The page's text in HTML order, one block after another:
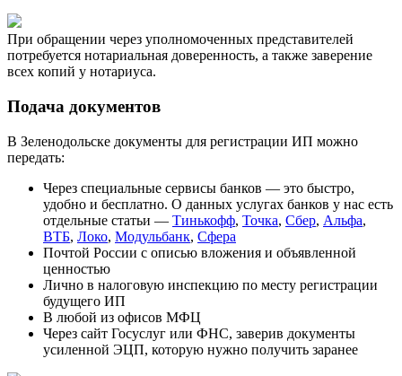
При обращении через уполномоченных представителей
потребуется нотариальная доверенность, а также заверение
всех копий у нотариуса.
Подача документов
В Зеленодольске документы для регистрации ИП можно
передать:
Через специальные сервисы банков — это быстро,
удобно и бесплатно. О данных услугах банков у нас есть
отдельные статьи — Тинькофф, Точка, Сбер, Альфа,
ВТБ, Локо, Модульбанк, Сфера
Почтой России с описью вложения и объявленной
ценностью
Лично в налоговую инспекцию по месту регистрации
будущего ИП
В любой из офисов МФЦ
Через сайт Госуслуг или ФНС, заверив документы
усиленной ЭЦП, которую нужно получить заранее